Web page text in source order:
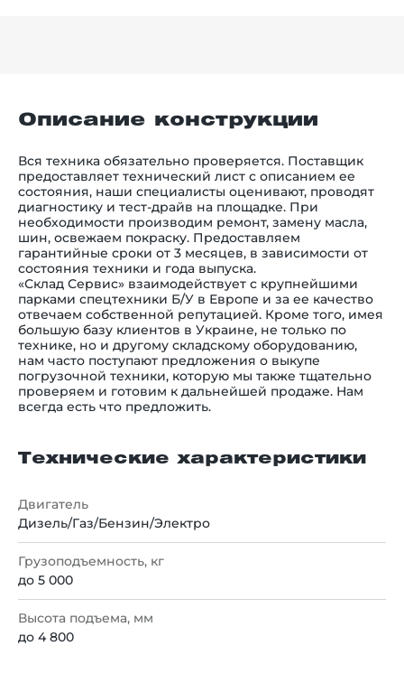
Описание конструкции
Вся техника обязательно проверяется. Поставщик
предоставляет технический лист с описанием ее
состояния, наши специалисты оценивают, проводят
диагностику и тест-драйв на площадке. При
необходимости производим ремонт, замену масла,
шин, освежаем покраску. Предоставляем
гарантийные сроки от 3 месяцев, в зависимости от
состояния техники и года выпуска.
«Склад Сервис» взаимодействует с крупнейшими
парками спецтехники Б/У в Европе и за ее качество
отвечаем собственной репутацией. Кроме того, имея
большую базу клиентов в Украине, не только по
технике, но и другому складскому оборудованию,
нам часто поступают предложения о выкупе
погрузочной техники, которую мы также тщательно
проверяем и готовим к дальнейшей продаже. Нам
всегда есть что предложить.
Технические характеристики
Двигатель
Дизель/Газ/Бензин/Электро
Грузоподъемность, кг
до 5 000
Высота подъема, мм
до 4 800